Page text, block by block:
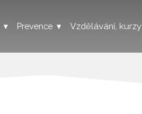
Prevence Vzdělávání, kurzy